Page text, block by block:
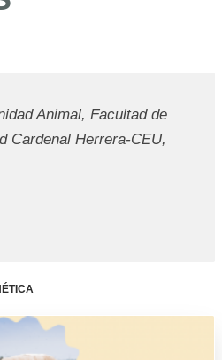
Animal, Facultad de
Cardenal Herrera-CEU,